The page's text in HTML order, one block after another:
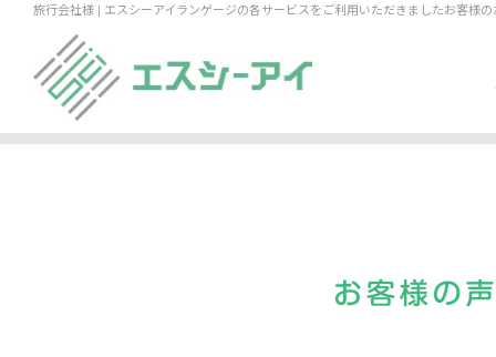
旅行会社様 | エスシーアイランゲージの各サービスをご利用いただきましたお客様